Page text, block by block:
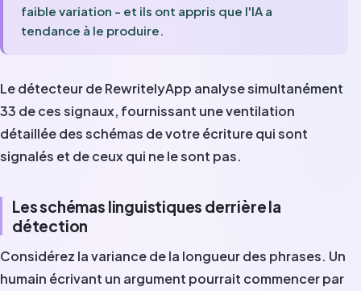
faible variation - et ils ont appris que l'IA a
tendance à le produire.
Le détecteur de RewritelyApp analyse simultanément
33 de ces signaux, fournissant une ventilation
détaillée des schémas de votre écriture qui sont
signalés et de ceux qui ne le sont pas.
Les schémas linguistiques derrière la
détection
Considérez la variance de la longueur des phrases. Un
humain écrivant un argument pourrait commencer par